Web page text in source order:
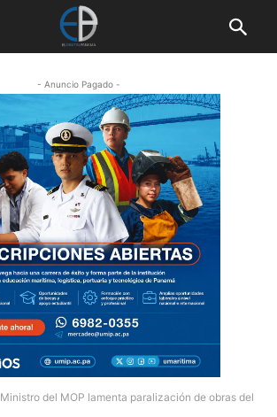
- Anuncio Pagado -
Ministro del MOP lamenta paralización de obras del